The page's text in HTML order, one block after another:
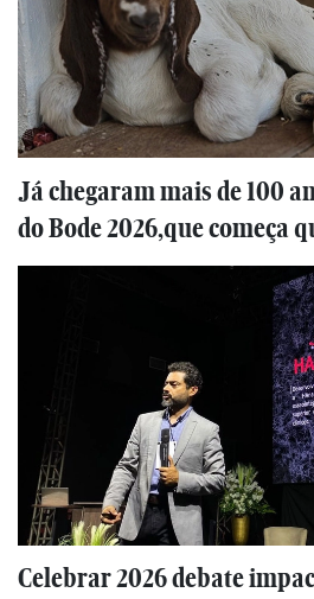
Já chegaram mais de 100
do Bode 2026,que começa
Celebrar 2026 debate